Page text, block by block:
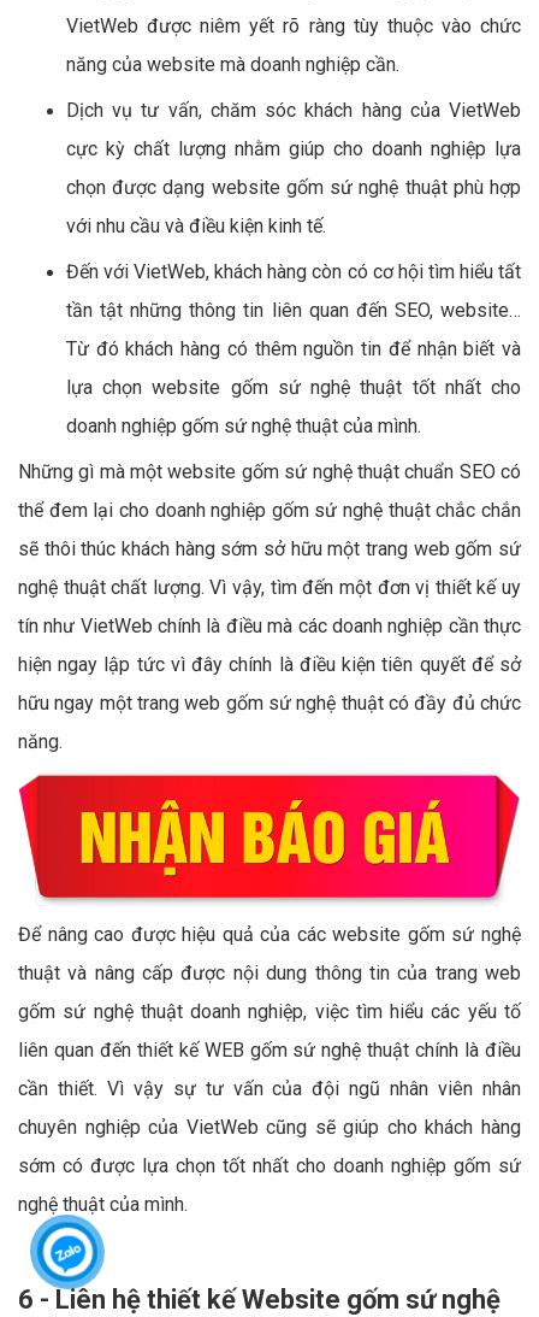
VietWeb được niêm yết rõ ràng tùy thuộc vào chức
năng của website mà doanh nghiệp cần.
Dịch vụ tư vấn, chăm sóc khách hàng của VietWeb
cực kỳ chất lượng nhằm giúp cho doanh nghiệp lựa
chọn được dạng website gốm sứ nghệ thuật phù hợp
với nhu cầu và điều kiện kinh tế.
Đến với VietWeb, khách hàng còn có cơ hội tìm hiểu tất
tần tật những thông tin liên quan đến SEO, website…
Từ đó khách hàng có thêm nguồn tin để nhận biết và
lựa chọn website gốm sứ nghệ thuật tốt nhất cho
doanh nghiệp gốm sứ nghệ thuật của mình.
Những gì mà một website gốm sứ nghệ thuật chuẩn SEO có
thể đem lại cho doanh nghiệp gốm sứ nghệ thuật chắc chắn
sẽ thôi thúc khách hàng sớm sở hữu một trang web gốm sứ
nghệ thuật chất lượng. Vì vậy, tìm đến một đơn vị thiết kế uy
tín như VietWeb chính là điều mà các doanh nghiệp cần thực
hiện ngay lập tức vì đây chính là điều kiện tiên quyết để sở
hữu ngay một trang web gốm sứ nghệ thuật có đầy đủ chức
năng.
Để nâng cao được hiệu quả của các website gốm sứ nghệ
thuật và nâng cấp được nội dung thông tin của trang web
gốm sứ nghệ thuật doanh nghiệp, việc tìm hiểu các yếu tố
liên quan đến thiết kế WEB gốm sứ nghệ thuật chính là điều
cần thiết. Vì vậy sự tư vấn của đội ngũ nhân viên nhân
chuyên nghiệp của VietWeb cũng sẽ giúp cho khách hàng
sớm có được lựa chọn tốt nhất cho doanh nghiệp gốm sứ
nghệ thuật của mình.
6 - Liên hệ thiết kế Website gốm sứ nghệ